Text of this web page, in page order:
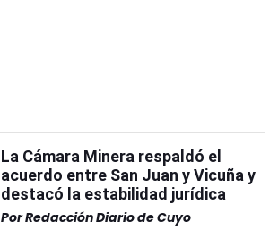
La Cámara Minera respaldó el
acuerdo entre San Juan y Vicuña y
destacó la estabilidad jurídica
PorRedacción Diario de Cuyo